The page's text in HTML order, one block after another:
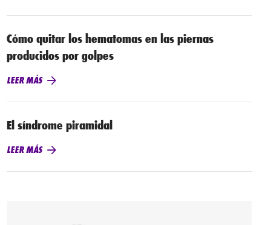
Cómo quitar los hematomas en las piernas
producidos por golpes
LEER MÁS
El síndrome piramidal
LEER MÁS